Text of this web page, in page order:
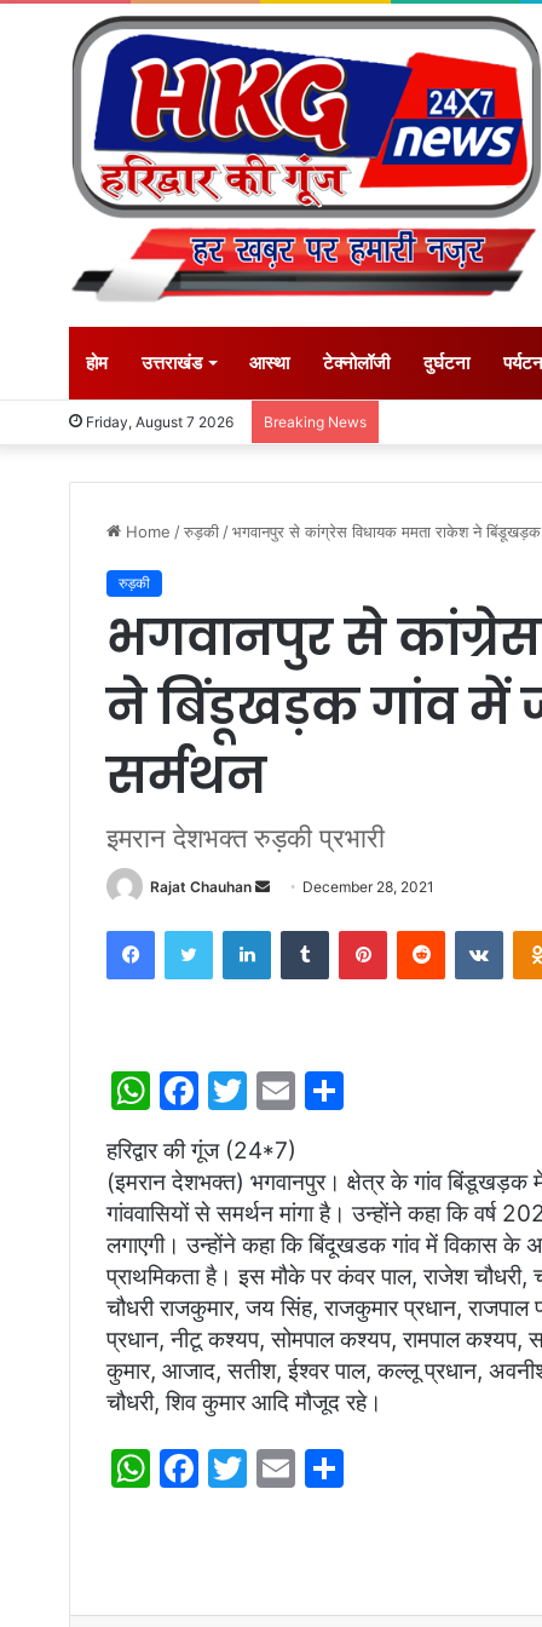
होम उत्तराखंड आस्था टेक्नोलॉजी दुर्घटना पर्यटन
Friday, August 7 2026 Breaking News
Home /रुड़की/भगवानपुर से कांग्रेस विधायक ममता राकेश ने
रुड़की
भगवानपुर से
ने बिंडूखड़क गांव में
सर्मथन
इमरान देशभक्त रुड़की प्रभारी
Rajat Chauhan
Send
email
December 28, 2021
FacebookTwitter LinkedInTumblr PinterestReddit
W
at
s
A
p
p
F
a
c
e
b
o
o
k
T
itt
er
E
ai
l
ar
e
हरिद्वार की गूंज (24*7)
(इमरान देशभक्त) भगवानपुर। क्षेत्र के गांव
गांववासियों से समर्थन मांगा है। उन्होंने कहा कि वर्ष
लगाएगी। उन्होंने कहा कि बिंदूखडक गांव में विकास के
प्राथमिकता है। इस मौके पर कंवर पाल, राजेश चौधरी,
चौधरी राजकुमार, जय सिंह, राजकुमार प्रधान,
प्रधान, नीटू कश्यप, सोमपाल कश्यप, रामपाल कश्यप,
कुमार, आजाद, सतीश, ईश्वर पाल, कल्लू प्रधान, अवनीश
चौधरी, शिव कुमार आदि मौजूद रहे।
W F
T
E